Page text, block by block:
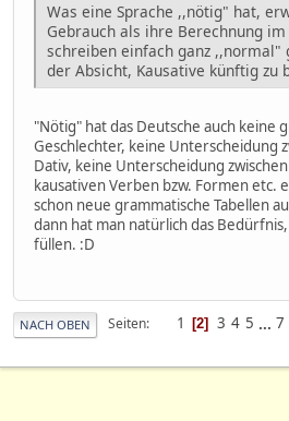
Was eine Sprache ,,nötig" hat,
Gebrauch als ihre Berechnung
schreiben einfach ganz
der Absicht, Kausative künftig zu
"Nötig" hat das Deutsche auch keine
Geschlechter, keine Unterscheidung
Dativ, keine Unterscheidung
kausativen Verben bzw. Formen etc.
schon neue grammatische Tabellen
dann hat man natürlich das
füllen. :D
NACH OBEN Seiten 1 2 3 4 5 ... 7